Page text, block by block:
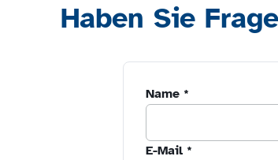
n
e
F
Haben Sie
Name *
E-Mail *